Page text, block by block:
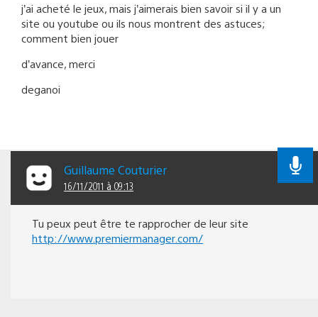
j’ai acheté le jeux, mais j’aimerais bien savoir si il y a un
site ou youtube ou ils nous montrent des astuces;
comment bien jouer
d’avance, merci
deganoi
Guillaume Couturier
16/11/2011 à 09:13
Tu peux peut être te rapprocher de leur site
http://www.premiermanager.com/